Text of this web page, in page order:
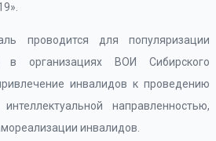
проводится для популяризации
в организациях ВОИ Сибирского
инвалидов к проведению
направленностью,
инвалидов.